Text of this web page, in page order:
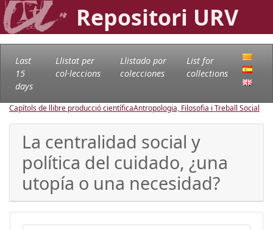
Repositori URV
Last
15
days
Llistat per
col·leccions
Llistado por
colecciones
List for
collections
Capítols de llibre producció científicaAntropologia, Filosofia i Treball Social
La centralidad social y
política del cuidado, ¿una
utopía o una necesidad?